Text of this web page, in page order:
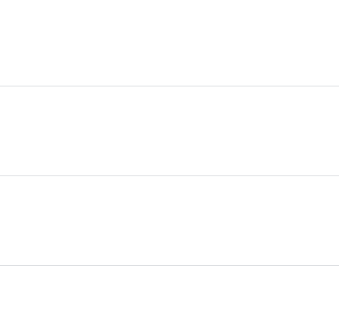
当前隐藏内容需要支付100熊币 已有122人支付
您没有权限发布内容，请购买会员或者提升权